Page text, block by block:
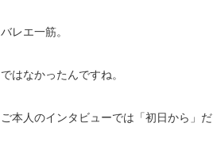
バレエ一筋。
ではなかったんですね。
ご本人のインタビューでは「初日から」だ